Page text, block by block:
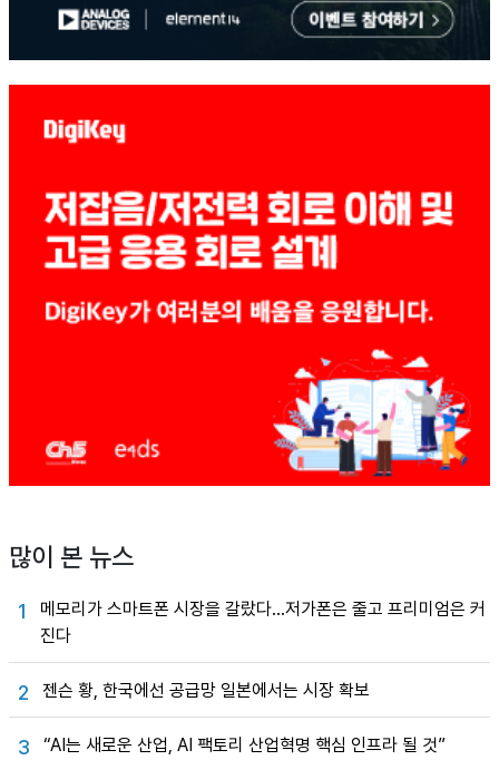
많이 본 뉴스
1
메모리가 스마트폰 시장을 갈랐다…저가폰은 줄고 프리미엄은 커
진다
2 젠슨 황, 한국에선 공급망 일본에서는 시장 확보
3 “AI는 새로운 산업, AI 팩토리 산업혁명 핵심 인프라 될 것”